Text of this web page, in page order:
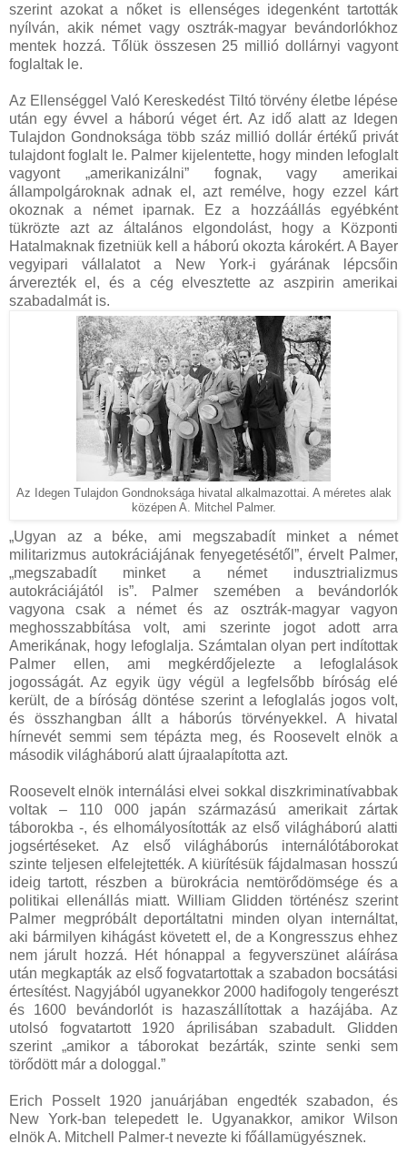
szerint azokat a nőket is ellenséges idegenként tartották
nyílván, akik német vagy osztrák-magyar bevándorlókhoz
mentek hozzá. Tőlük összesen 25 millió dollárnyi vagyont
foglaltak le.
Az Ellenséggel Való Kereskedést Tiltó törvény életbe lépése
után egy évvel a háború véget ért. Az idő alatt az Idegen
Tulajdon Gondnoksága több száz millió dollár értékű privát
tulajdont foglalt le. Palmer kijelentette, hogy minden lefoglalt
vagyont „amerikanizálni” fognak, vagy amerikai
állampolgároknak adnak el, azt remélve, hogy ezzel kárt
okoznak a német iparnak. Ez a hozzáállás egyébként
tükrözte azt az általános elgondolást, hogy a Központi
Hatalmaknak fizetniük kell a háború okozta károkért. A Bayer
vegyipari vállalatot a New York-i gyárának lépcsőin
árverezték el, és a cég elvesztette az aszpirin amerikai
szabadalmát is.
Az Idegen Tulajdon Gondnoksága hivatal alkalmazottai. A méretes alak
középen A. Mitchel Palmer.
„Ugyan az a béke, ami megszabadít minket a német
militarizmus autokráciájának fenyegetésétől”, érvelt Palmer,
„megszabadít minket a német indusztrializmus
autokráciájától is”. Palmer szemében a bevándorlók
vagyona csak a német és az osztrák-magyar vagyon
meghosszabbítása volt, ami szerinte jogot adott arra
Amerikának, hogy lefoglalja. Számtalan olyan pert indítottak
Palmer ellen, ami megkérdőjelezte a lefoglalások
jogosságát. Az egyik ügy végül a legfelsőbb bíróság elé
került, de a bíróság döntése szerint a lefoglalás jogos volt,
és összhangban állt a háborús törvényekkel. A hivatal
hírnevét semmi sem tépázta meg, és Roosevelt elnök a
második világháború alatt újraalapította azt.
Roosevelt elnök internálási elvei sokkal diszkriminatívabbak
voltak – 110 000 japán származású amerikait zártak
táborokba -, és elhomályosították az első világháború alatti
jogsértéseket. Az első világháborús internálótáborokat
szinte teljesen elfelejtették. A kiürítésük fájdalmasan hosszú
ideig tartott, részben a bürokrácia nemtörődömsége és a
politikai ellenállás miatt. William Glidden történész szerint
Palmer megpróbált deportáltatni minden olyan internáltat,
aki bármilyen kihágást követett el, de a Kongresszus ehhez
nem járult hozzá. Hét hónappal a fegyverszünet aláírása
után megkapták az első fogvatartottak a szabadon bocsátási
értesítést. Nagyjából ugyanekkor 2000 hadifogoly tengerészt
és 1600 bevándorlót is hazaszállítottak a hazájába. Az
utolsó fogvatartott 1920 áprilisában szabadult. Glidden
szerint „amikor a táborokat bezárták, szinte senki sem
törődött már a dologgal.”
Erich Posselt 1920 januárjában engedték szabadon, és
New York-ban telepedett le. Ugyanakkor, amikor Wilson
elnök A. Mitchell Palmer-t nevezte ki főállamügyésznek.